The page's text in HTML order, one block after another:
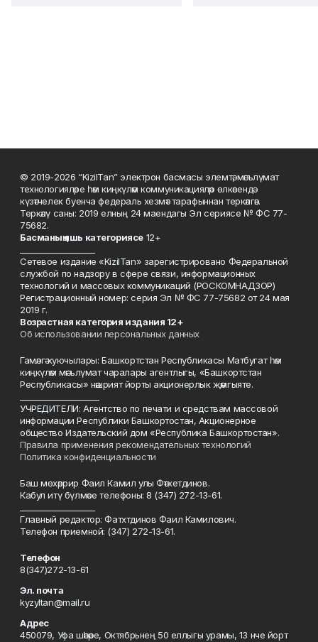
© 2019-2026 “KizilTan” электрон басмасы элемтә, мәгълүмат
технологияләре һәм киңкүләм коммуникацияләр өлкәсендә
күзәтчелек буенча федераль хезмәт тарафыннан теркәлгән.
Теркәлү саны: 2019 елның 24 маендагы Эл сериясе № ФС 77-
75682.
Басманың яшь категориясе12+
Сетевое издание «KizilTan» зарегистрировано Федеральной
службой по надзору в сфере связи, информационных
технологий и массовых коммуникаций (РОСКОМНАДЗОР)
Регистрационный номер: серия Эл № ФС 77-75682 от 24 мая
2019 г.
Возрастная категория издания 12+
Об использовании персональных данных
Гамәлгә куючылары: Башкортстан Республикасы Матбугат һәм
киңкүләм мәгълүмат чаралары агентлыгы, «Башкортстан
Республикасы» нәшрият йорты акционерлык җәмгыяте.
УЧРЕДИТЕЛИ: Агентство по печати и средствам массовой
информации Республики Башкортостан, Акционерное
общество Издательский дом «Республика Башкортостан».
Правила применения рекомендательных технологий
Политика конфиденциальности
Баш мөхәррир Фаил Камил улы Фәтхетдинов.
Кабул итү бүлмәсе телефоны: 8 (347) 272-13-61.
Главный редактор: Фатхтдинов Фаил Камилович.
Телефон приемной: (347) 272-13-61.
Телефон
8(347)272-13-61
Эл. почта
kyzyltan@mail.ru
Адрес
450079, Уфа шәһәре, Октябрьнең 50 еллыгы урамы, 13 нче йорт